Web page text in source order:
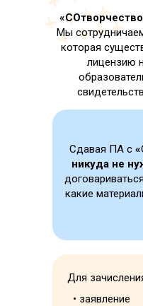
Сдавая ПА с «
никуда не
какие
Мы
которая
лицензию
Для
• заявление